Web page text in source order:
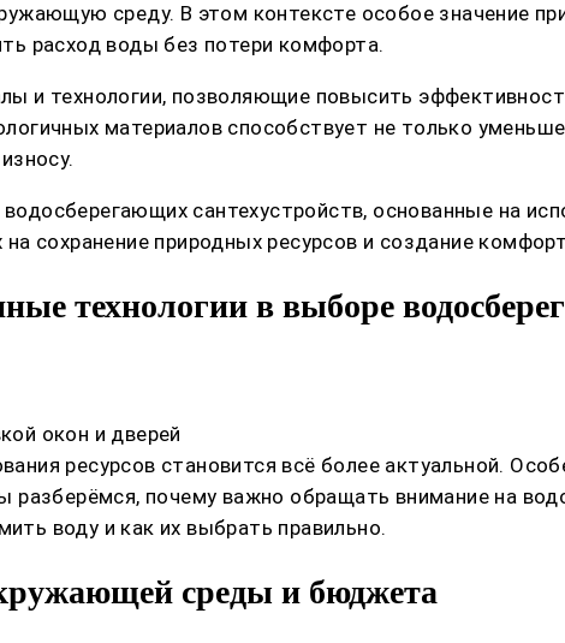
среду. В этом контексте особое значение
расход воды без потери комфорта.
и технологии, позволяющие повысить
материалов способствует не только
сантехустройств, основанные на
сохранение природных ресурсов и создание
технологии в выборе
окон и дверей
ресурсов становится всё более актуальной.
почему важно обращать внимание на
воду и как их выбрать правильно.
среды и бюджета